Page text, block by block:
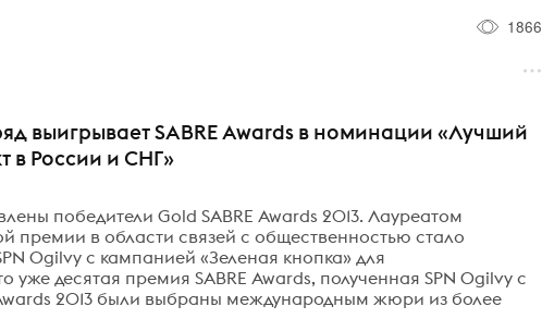
1866
выигрывает SABRE Awards в номинации «Лучший
в России и СНГ»
победители Gold SABRE Awards 2013. Лауреатом
премии в области связей с общественностью стало
Ogilvy с кампанией «Зеленая кнопка» для
десятая премия SABRE Awards, полученная SPN Ogilvy с
2013 были выбраны международным жюри из более